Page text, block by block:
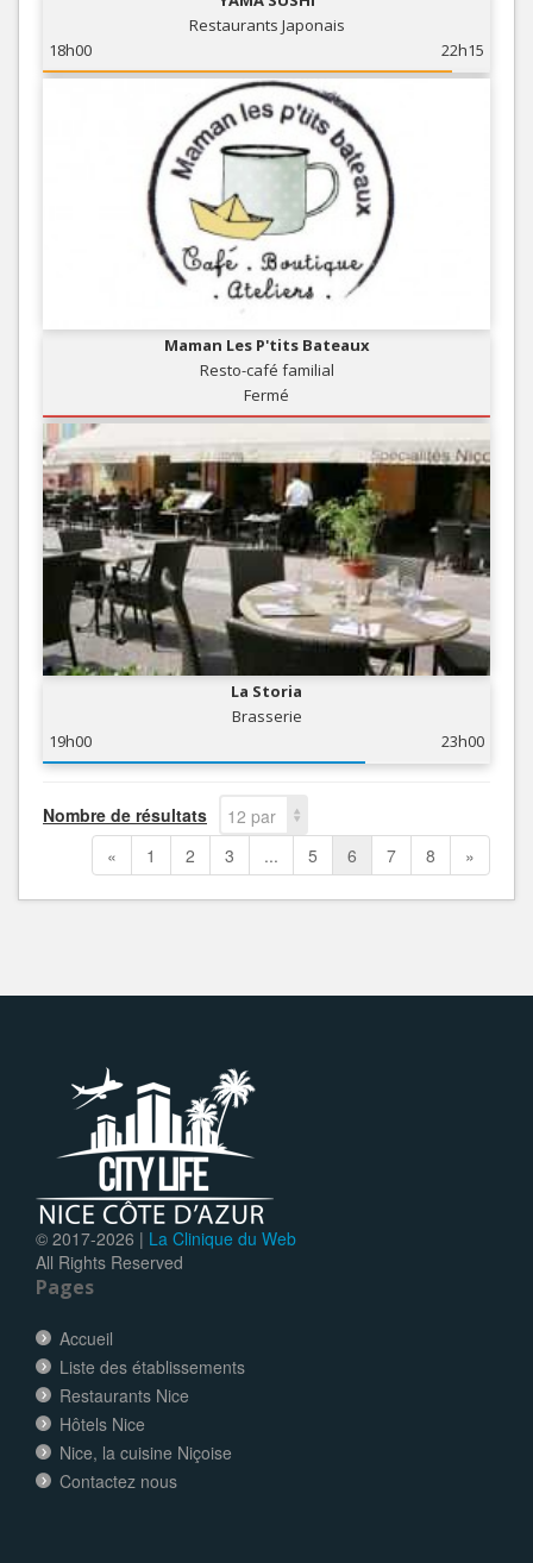
Restaurants Japonais
18h00
22h15
Maman Les P'tits Bateaux
Resto-café familial
Fermé
La Storia
Brasserie
19h00
23h00
Nombre de résultats
12 par
page
« 1 2 3 ... 5 6 7 8 »
© 2017-2026 | La Clinique du Web
All Rights Reserved
Pages
Accueil
Liste des établissements
Restaurants Nice
Hôtels Nice
Nice, la cuisine Niçoise
Contactez nous